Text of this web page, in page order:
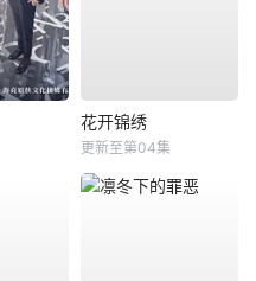
花开锦绣
更新至第04集